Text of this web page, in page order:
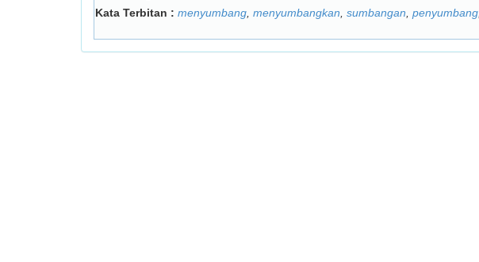
Kata Terbitan : menyumbang menyumbangkan sumbangan penyumbang